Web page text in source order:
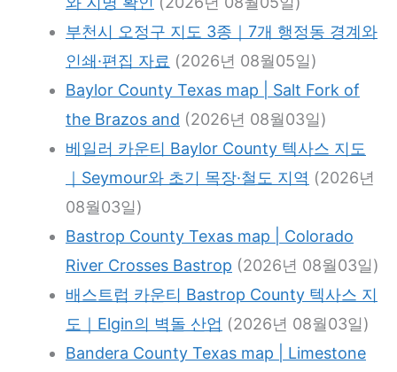
부천시 오정구 지도 3종｜7개 행정동 경계와
인쇄·편집 자료 (2026년 08월05일)
Baylor County Texas map | Salt Fork of
the Brazos and (2026년 08월03일)
베일러 카운티 Baylor County 텍사스 지도
｜Seymour와 초기 목장·철도 지역 (2026년
08월03일)
Bastrop County Texas map | Colorado
River Crosses Bastrop (2026년 08월03일)
배스트럽 카운티 Bastrop County 텍사스 지
도｜Elgin의 벽돌 산업 (2026년 08월03일)
Bandera County Texas map | Limestone